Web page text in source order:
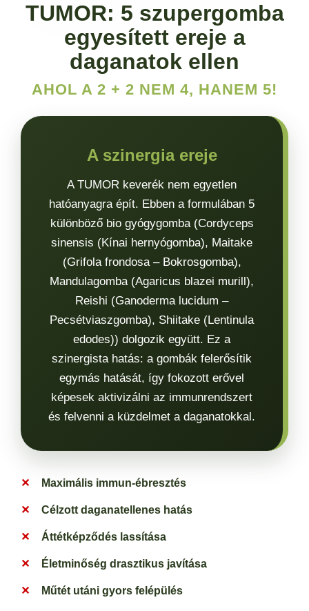
TUMOR: 5 szupergomba
egyesített ereje a
daganatok ellen
AHOL A 2 + 2 NEM 4, HANEM 5!
A szinergia ereje
A TUMOR keverék nem egyetlen
hatóanyagra épít. Ebben a formulában 5
különböző bio gyógygomba(Cordyceps
sinensis (Kínai hernyógomba), Maitake
(Grifola frondosa – Bokrosgomba),
Mandulagomba (Agaricus blazei murill),
Reishi (Ganoderma lucidum –
Pecsétviaszgomba), Shiitake (Lentinula
edodes)) dolgozik együtt. Ez a
szinergista hatás: a gombák felerősítik
egymás hatását, így fokozott erővel
képesek aktivizálni az immunrendszert
és felvenni a küzdelmet a daganatokkal.
Maximális immun-ébresztés
Célzott daganatellenes hatás
Áttétképződés lassítása
Életminőség drasztikus javítása
Műtét utáni gyors felépülés